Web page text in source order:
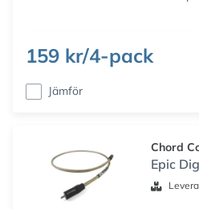
159 kr/4-pack
Jämför
Chord
Epic